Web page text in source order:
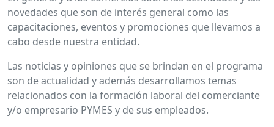
novedades que son de interés general como las
capacitaciones, eventos y promociones que llevamos a
cabo desde nuestra entidad.
Las noticias y opiniones que se brindan en el programa
son de actualidad y además desarrollamos temas
relacionados con la formación laboral del comerciante
y/o empresario PYMES y de sus empleados.